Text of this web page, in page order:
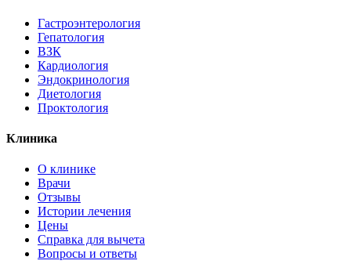
Гастроэнтерология
Гепатология
ВЗК
Кардиология
Эндокринология
Диетология
Проктология
Клиника
О клинике
Врачи
Отзывы
Истории лечения
Цены
Справка для вычета
Вопросы и ответы